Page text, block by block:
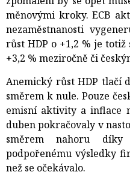
měnovými kroky. ECB
nezaměstnanosti
růst HDP o +1,2 % je totiž
+3,2 % meziročně či
Anemický růst HDP tlačí
směrem k nule. Pouze
emisní aktivity a inflace
duben pokračovaly v
směrem nahoru díky
podpořenému výsledky
než se očekávalo.